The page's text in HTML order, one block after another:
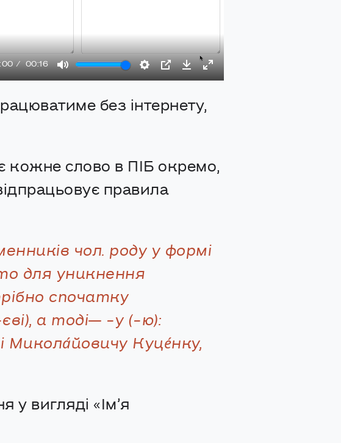
00:16
Mute Settings
PIPDownload
Enter
без інтернету,
кожне слово в ПІБ окремо,
правила
чол. роду у формі
для уникнення
спочатку
а тоді— -у (-ю):
Микола́йовичу Куце́нку,
вигляді «Ім’я